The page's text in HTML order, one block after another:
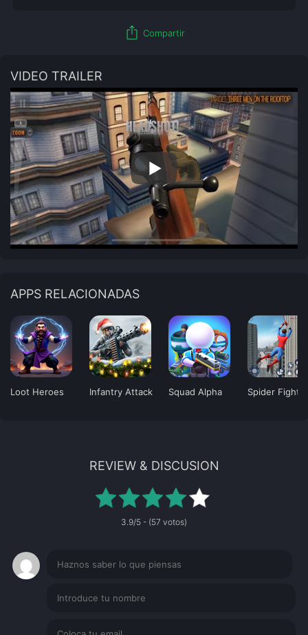
ios_share Compartir
VIDEO TRAILER
APPS RELACIONADAS
Loot Heroes Infantry Attack Squad Alpha Spider
REVIEW & DISCUSION
3.9/5 - (57 votos)